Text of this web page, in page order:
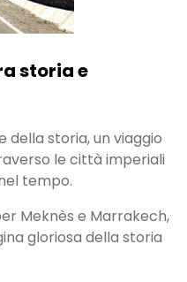
storia e
della storia, un viaggio
le città imperiali
tempo.
Meknès e Marrakech,
gloriosa della storia